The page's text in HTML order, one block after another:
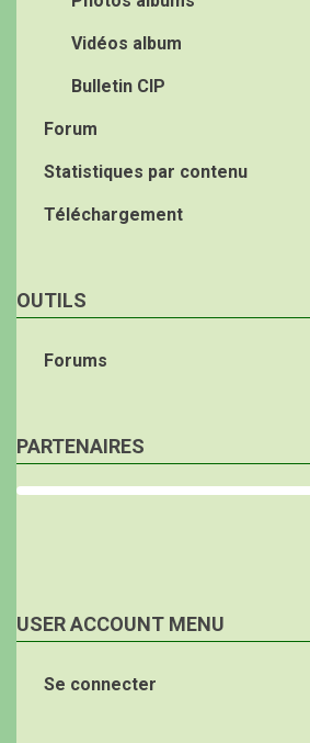
Vidéos album
Bulletin CIP
Forum
Statistiques par contenu
Téléchargement
OUTILS
Forums
PARTENAIRES
USER ACCOUNT MENU
Se connecter